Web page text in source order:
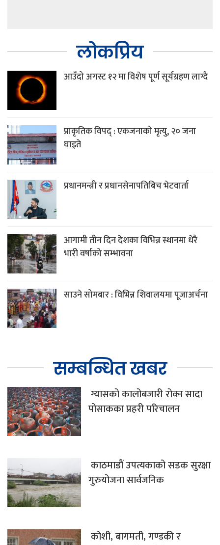
लोकप्रिय
आउँदो अगस्ट १२ मा विशेष पूर्ण सूर्यग्रहण लाग्दै
प्राकृतिक विपद् : एकजनाको मृत्यु, २० जना
घाइते
प्रधानमन्त्री र प्रधानसेनापतिबिच भेटवार्ता
आगामी तीन दिन देशका विभिन्न स्थानमा धेरै
भारी वर्षाको सम्भावना
साउने सोमबार : विभिन्न शिवालयमा पूजाअर्चना
सम्बन्धित खबर
ग्यासको कालोबजारी रोक्न सादा
पोसाकका प्रहरी परिचालन
काठमाडौं उपत्यकाको सडक सुरक्षा
गुरुयोजना सार्वजनिक
कोशी, बागमती, गण्डकी र